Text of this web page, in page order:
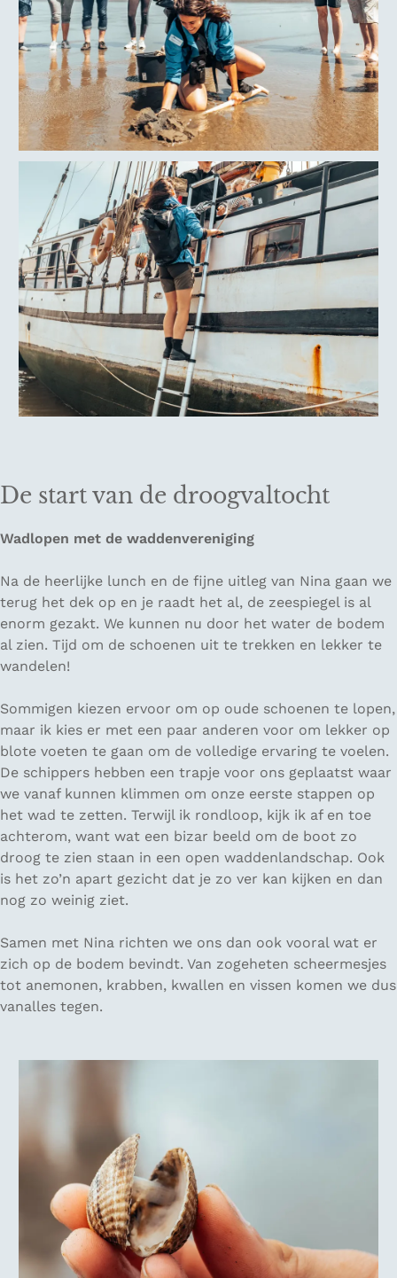
De start van de droogvaltocht
Wadlopen met de waddenvereniging
Na de heerlijke lunch en de fijne uitleg van Nina gaan we
terug het dek op en je raadt het al, de zeespiegel is al
enorm gezakt. We kunnen nu door het water de bodem
al zien. Tijd om de schoenen uit te trekken en lekker te
wandelen!
Sommigen kiezen ervoor om op oude schoenen te lopen,
maar ik kies er met een paar anderen voor om lekker op
blote voeten te gaan om de volledige ervaring te voelen.
De schippers hebben een trapje voor ons geplaatst waar
we vanaf kunnen klimmen om onze eerste stappen op
het wad te zetten. Terwijl ik rondloop, kijk ik af en toe
achterom, want wat een bizar beeld om de boot zo
droog te zien staan in een open waddenlandschap. Ook
is het zo’n apart gezicht dat je zo ver kan kijken en dan
nog zo weinig ziet.
Samen met Nina richten we ons dan ook vooral wat er
zich op de bodem bevindt. Van zogeheten scheermesjes
tot anemonen, krabben, kwallen en vissen komen we dus
vanalles tegen.